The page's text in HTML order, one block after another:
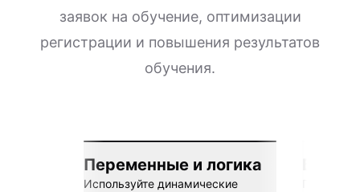
заявок на обучение, оптимизации
регистрации и повышения результатов
обучения.
Переменные и логика
Используйте динамические